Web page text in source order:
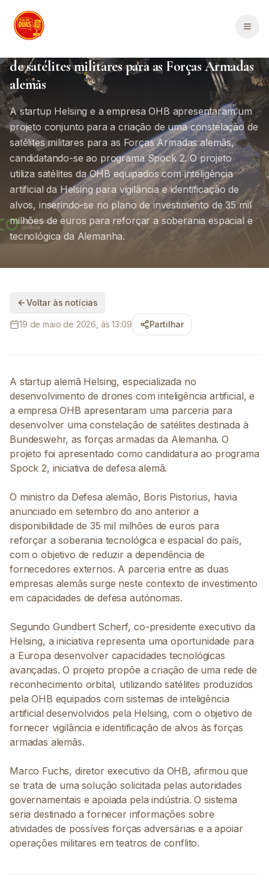
Política Internacional
de satélites militares para as Forças Armadas
alemãs
A startup Helsing e a empresa OHB apresentaram um
projeto conjunto para a criação de uma constelação de
satélites militares para as Forças Armadas alemãs,
candidatando-se ao programa Spock 2. O projeto
utiliza satélites da OHB equipados com inteligência
artificial da Helsing para vigilância e identificação de
alvos, inserindo-se no plano de investimento de 35 mil
milhões de euros para reforçar a soberania espacial e
tecnológica da Alemanha.
Voltar às notícias
19 de maio de 2026, às 13:09 Partilhar
A startup alemã Helsing, especializada no
desenvolvimento de drones com inteligência artificial, e
a empresa OHB apresentaram uma parceria para
desenvolver uma constelação de satélites destinada à
Bundeswehr, as forças armadas da Alemanha. O
projeto foi apresentado como candidatura ao programa
Spock 2, iniciativa de defesa alemã.
O ministro da Defesa alemão, Boris Pistorius, havia
anunciado em setembro do ano anterior a
disponibilidade de 35 mil milhões de euros para
reforçar a soberania tecnológica e espacial do país,
com o objetivo de reduzir a dependência de
fornecedores externos. A parceria entre as duas
empresas alemãs surge neste contexto de investimento
em capacidades de defesa autónomas.
Segundo Gundbert Scherf, co-presidente executivo da
Helsing, a iniciativa representa uma oportunidade para
a Europa desenvolver capacidades tecnológicas
avançadas. O projeto propõe a criação de uma rede de
reconhecimento orbital, utilizando satélites produzidos
pela OHB equipados com sistemas de inteligência
artificial desenvolvidos pela Helsing, com o objetivo de
fornecer vigilância e identificação de alvos às forças
armadas alemãs.
Marco Fuchs, diretor executivo da OHB, afirmou que
se trata de uma solução solicitada pelas autoridades
governamentais e apoiada pela indústria. O sistema
seria destinado a fornecer informações sobre
atividades de possíveis forças adversárias e a apoiar
operações militares em teatros de conflito.